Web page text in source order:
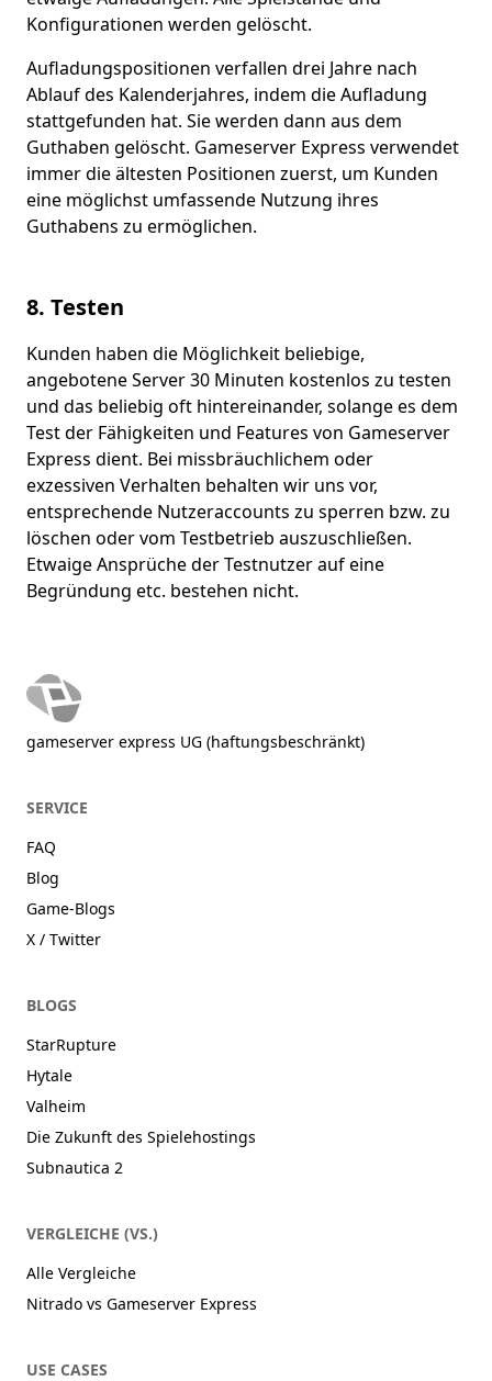
Konfigurationen werden gelöscht.
Aufladungspositionen verfallen drei Jahre nach
Ablauf des Kalenderjahres, indem die Aufladung
stattgefunden hat. Sie werden dann aus dem
Guthaben gelöscht. Gameserver Express verwendet
immer die ältesten Positionen zuerst, um Kunden
eine möglichst umfassende Nutzung ihres
Guthabens zu ermöglichen.
8. Testen
Kunden haben die Möglichkeit beliebige,
angebotene Server 30 Minuten kostenlos zu testen
und das beliebig oft hintereinander, solange es dem
Test der Fähigkeiten und Features von Gameserver
Express dient. Bei missbräuchlichem oder
exzessiven Verhalten behalten wir uns vor,
entsprechende Nutzeraccounts zu sperren bzw. zu
löschen oder vom Testbetrieb auszuschließen.
Etwaige Ansprüche der Testnutzer auf eine
Begründung etc. bestehen nicht.
gameserver express UG (haftungsbeschränkt)
SERVICE
FAQ
Blog
Game-Blogs
X / Twitter
BLOGS
StarRupture
Hytale
Valheim
Die Zukunft des Spielehostings
Subnautica 2
VERGLEICHE (VS.)
Alle Vergleiche
Nitrado vs Gameserver Express
USE CASES